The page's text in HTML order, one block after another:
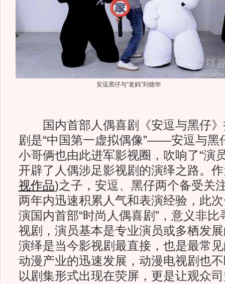
安逗黑仔与“老妈”刘德华
国内首部人偶喜剧《安逗与黑仔》
剧是“中国第一虚拟偶像”——安逗与黑
小哥俩也由此进军影视圈，吹响了“演
开辟了人偶涉足影视剧的演绎之路。
视作品)之子，安逗、黑仔两个备受关
两年内迅速积累人气和表演经验，此
演国内首部“时尚人偶喜剧”，意义非
视剧，演员基本是专业演员或多栖发
演绎是当今影视剧最直接，也是最常
动漫产业的迅速发展，动漫电视剧也
以剧集形式出现在荧屏，更是让观众